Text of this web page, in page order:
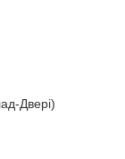
Двері)